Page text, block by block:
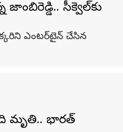
జాంబిరెడ్డి.. సీక్వెల్‌కు
ఎంటర్‌టైన్ చేసిన
మృతి.. భారత్